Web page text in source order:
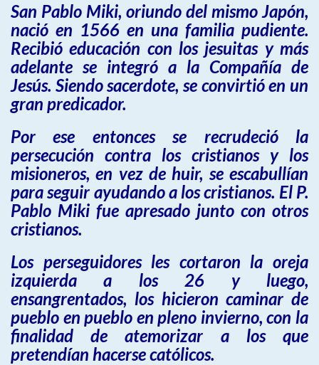
San Pablo Miki, oriundo del mismo Japón,
nació en 1566 en una familia pudiente.
Recibió educación con los jesuitas y más
adelante se integró a la Compañía de
Jesús. Siendo sacerdote, se convirtió en un
gran predicador.
Por ese entonces se recrudeció la
persecución contra los cristianos y los
misioneros, en vez de huir, se escabullían
para seguir ayudando a los cristianos. El P.
Pablo Miki fue apresado junto con otros
cristianos.
Los perseguidores les cortaron la oreja
izquierda a los 26 y luego,
ensangrentados, los hicieron caminar de
pueblo en pueblo en pleno invierno, con la
finalidad de atemorizar a los que
pretendían hacerse católicos.